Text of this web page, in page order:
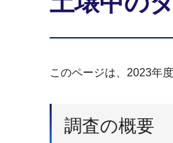
このページは、2023年
調査の概要